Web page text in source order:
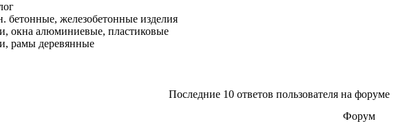
бетонные, железобетонные изделия
окна алюминиевые, пластиковые
рамы деревянные
Последние 10 ответов пользователя на форуме
Форум